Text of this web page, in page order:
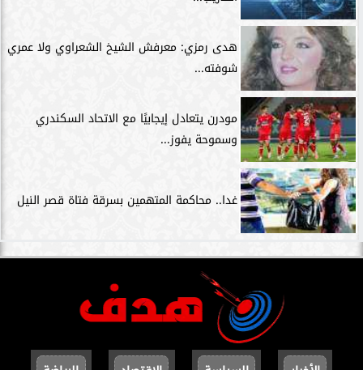
هدى رمزي: معرفش الشيخ الشعراوي ولا عمري
شوفته...
مودرن يتعادل إيجابيًا مع الاتحاد السكندري
وسموحة يفوز...
غدا.. محاكمة المتهمين بسرقة فتاة قصر النيل